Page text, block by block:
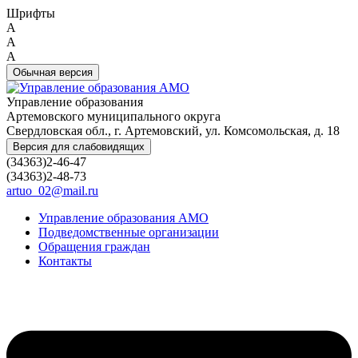
Шрифты
A
A
A
Обычная версия
Управление образования
Артемовского муниципального округа
Свердловская обл., г. Артемовский, ул. Комсомольская, д. 18
Версия для слабовидящих
(34363)2-46-47
(34363)2-48-73
artuo_02@mail.ru
Управление образования АМО
Подведомственные организации
Обращения граждан
Контакты